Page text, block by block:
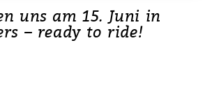
uns am 15. Juni in
– ready to ride!